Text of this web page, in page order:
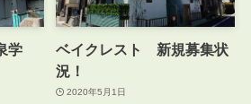
学
ベイクレスト 新規募集状
況！
2020年5月1日